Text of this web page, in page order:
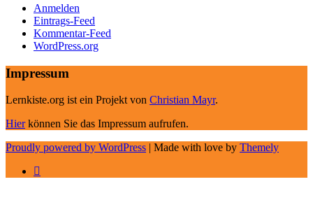
Anmelden
Eintrags-Feed
Kommentar-Feed
WordPress.org
Impressum
Lernkiste.org ist ein Projekt von Christian Mayr.
Hierkönnen Sie das Impressum aufrufen.
Proudly powered by WordPress | Made with love by Themely